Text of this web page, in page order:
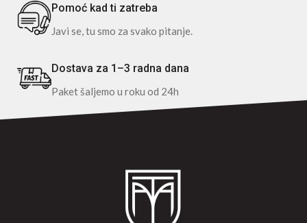
Pomoć kad ti zatreba
Javi se, tu smo za svako pitanje.
Dostava za 1–3 radna dana
Paket šaljemo u roku od 24h